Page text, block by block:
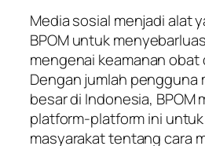
Media sosial menjadi alat
BPOM untuk
mengenai keamanan obat
Dengan jumlah pengguna
besar di Indonesia, BPOM
platform-platform ini
masyarakat tentang cara